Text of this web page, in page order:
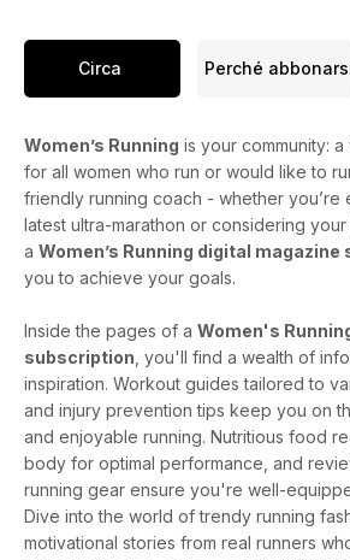
Circa Perché
Women’s Running is your community:
for all women who run or would like to
friendly running coach - whether you’re
latest ultra-marathon or considering
a Women’s Running digital
you to achieve your goals.
Inside the pages of a Women's
subscription , you'll find a wealth of
inspiration. Workout guides tailored to
and injury prevention tips keep you on
and enjoyable running. Nutritious food
body for optimal performance, and
running gear ensure you're well-
Dive into the world of trendy running
motivational stories from real runners